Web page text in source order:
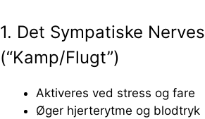
1. Det Sympatiske
(“Kamp/Flugt”)
Aktiveres ved stress og fare
Øger hjerterytme og blodtryk